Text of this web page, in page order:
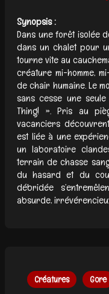
Synopsis :
Dans une forêt isolée
dans un chalet pour
tourne vite au
créature mi-homme,
de chair humaine. Le
sans cesse une
Thing! ». Pris au
vacanciers
est liée à une
un laboratoire
terrain de chasse
du hasard et du
débridée
absurde,
Créatures Gore